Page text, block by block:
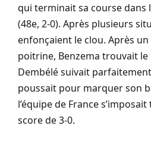
qui terminait sa course dans
(48e, 2-0). Après plusieurs
enfonçaient le clou. Après
poitrine, Benzema trouvait le
Dembélé suivait parfaitement
poussait pour marquer son
l’équipe de France
score de 3-0.